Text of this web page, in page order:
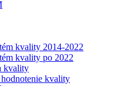
kvality 2014-2022
kvality po 2022
kvality
kvality